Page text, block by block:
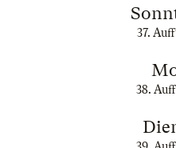
37.
38.